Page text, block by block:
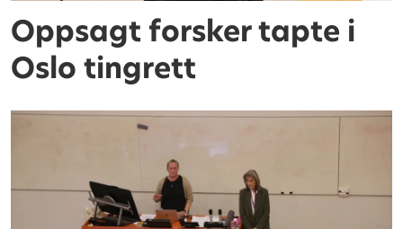
Oppsagt forsker tapte i
Oslo tingrett